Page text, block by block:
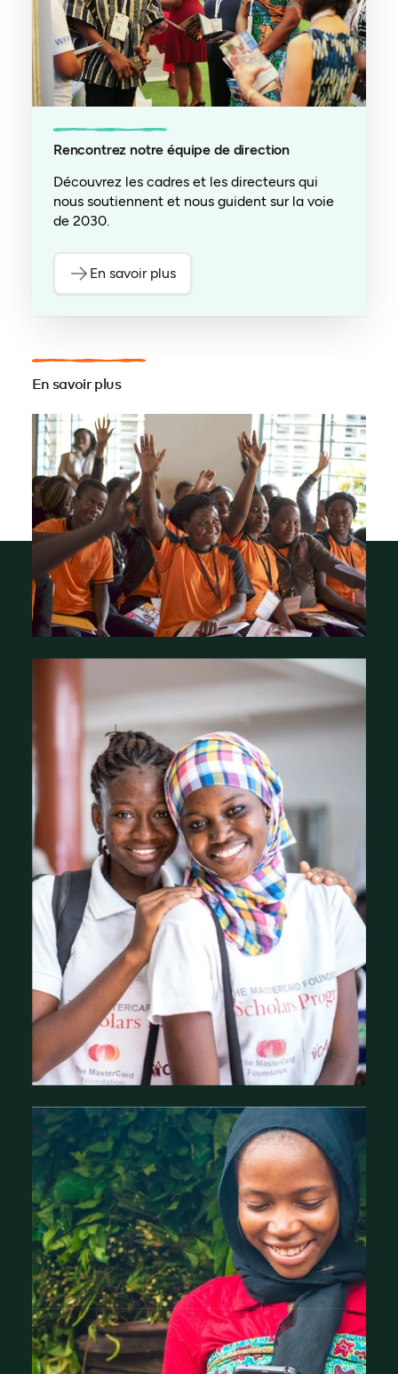
Rencontrez notre équipe de direction
Découvrez les cadres et les directeurs qui
nous soutiennent et nous guident sur la voie
de 2030.
En savoir plus
En savoir plus
Historique de la fondation